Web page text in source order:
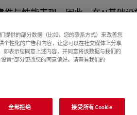
与性能表现。因此，在AI基础
提供的部分数据（比如，您的联系方式）来改善您
个性化的广告和内容，让您可以在社交媒体上分享
即表示您同意上述内容，并同意将该数据与我们的
置”部分更改您的同意偏好。请查看我们的
全部拒绝 接受所有 Cookie